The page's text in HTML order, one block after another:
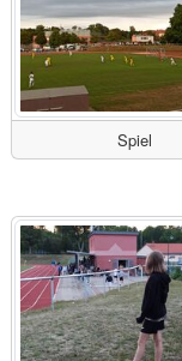
Spiel